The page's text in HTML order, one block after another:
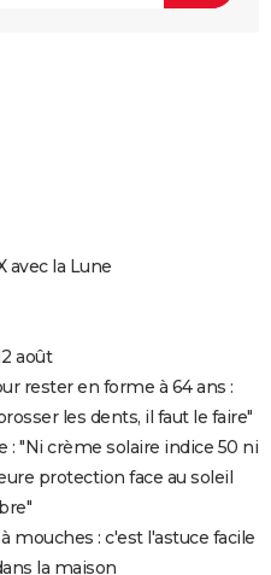
avec la Lune
août
rester en forme à 64 ans :
les dents, il faut le faire"
: "Ni crème solaire indice 50 ni
protection face au soleil
mouches : c'est l'astuce facile
la maison